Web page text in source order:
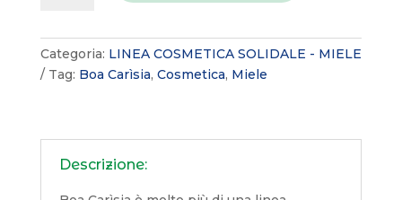
al
miele
Categoria: LINEA COSMETICA SOLIDALE - MIELE
Tag: Boa Carìsia, Cosmetica, Miele
Descrizione: